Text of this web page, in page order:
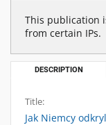
This publication
from certain IPs.
DESCRIPTION
Title:
Jak Niemcy